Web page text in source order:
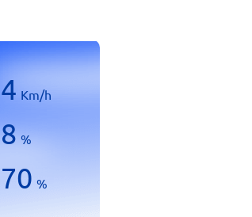
4 Km/h
8 %
70 %